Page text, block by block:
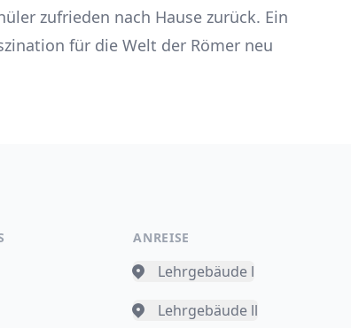
zufrieden nach Hause zurück. Ein
für die Welt der Römer neu
ANREISE
Lehrgebäude l
Lehrgebäude ll